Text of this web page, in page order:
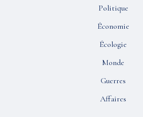
Politique
Économie
Écologie
Monde
Guerres
Affaires